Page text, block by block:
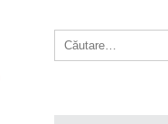
Caută
după: